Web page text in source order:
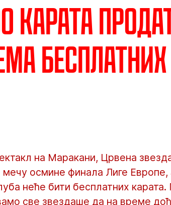
карата
на Маракани, Црвена
осмине финала Лиге Европе,
неће бити бесплатних карата.
све звездаше да на време